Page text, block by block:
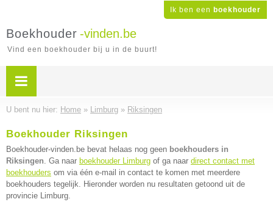
Ik ben een boekhouder
Boekhouder -vinden.be
Vind een boekhouder bij u in de buurt!
U bent nu hier: Home » Limburg » Riksingen
Boekhouder Riksingen
Boekhouder-vinden.be bevat helaas nog geen boekhouders in
Riksingen. Ga naar boekhouder Limburg of ga naar direct contact met
boekhouders om via één e-mail in contact te komen met meerdere
boekhouders tegelijk. Hieronder worden nu resultaten getoond uit de
provincie Limburg.